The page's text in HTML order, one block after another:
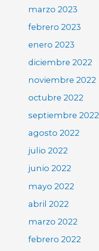
marzo 2023
febrero 2023
enero 2023
diciembre 2022
noviembre 2022
octubre 2022
septiembre 2022
agosto 2022
julio 2022
junio 2022
mayo 2022
abril 2022
marzo 2022
febrero 2022